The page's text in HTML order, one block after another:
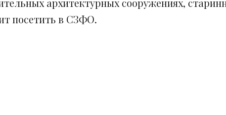
архитектурных сооружениях,
посетить в СЗФО.